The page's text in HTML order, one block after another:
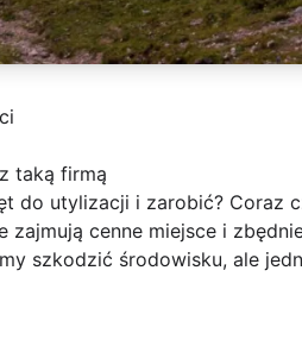
taką firmą
do utylizacji i zarobić? Coraz
zajmują cenne miejsce i
szkodzić środowisku, ale